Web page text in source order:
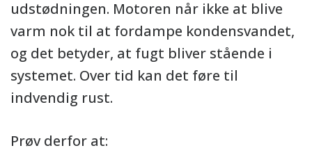
udstødningen. Motoren når ikke at blive
varm nok til at fordampe kondensvandet,
og det betyder, at fugt bliver stående i
systemet. Over tid kan det føre til
indvendig rust.
Prøv derfor at: